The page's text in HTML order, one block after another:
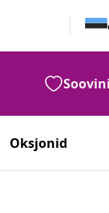
Oksjonid